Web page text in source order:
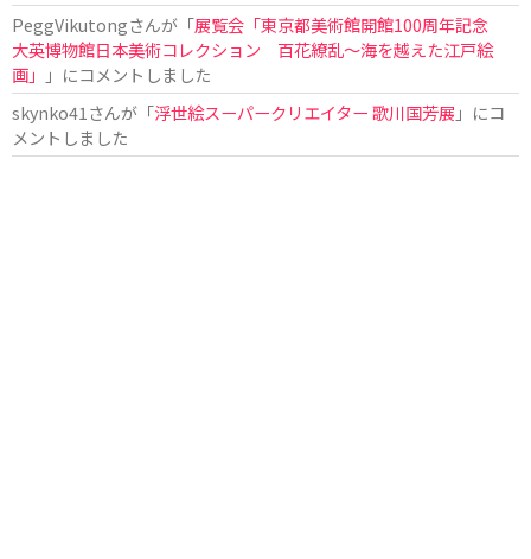
PeggVikutongさんが「展覧会「東京都美術館開館100周年記念
大英博物館日本美術コレクション 百花繚乱〜海を越えた江戸絵
画」
」にコメントしました
skynko41 さんが「浮世絵スーパークリエイター 歌川国芳展 」にコ
メントしました